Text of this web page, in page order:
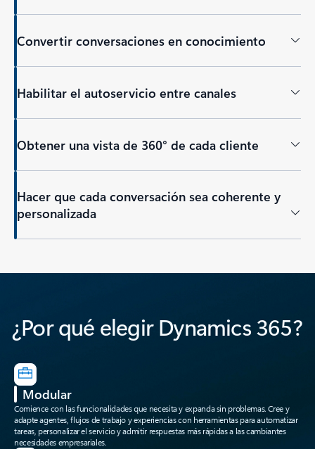
Convertir conversaciones en conocimiento
Habilitar el autoservicio entre canales
Obtener una vista de 360° de cada cliente
Hacer que cada conversación sea coherente y
personalizada
¿Por qué elegir Dynamics 365?
Modular
Comience con las funcionalidades que necesita y expanda sin problemas. Cree y
adapte agentes, flujos de trabajo y experiencias con herramientas para automatizar
tareas, personalizar el servicio y admitir respuestas más rápidas a las cambiantes
necesidades empresariales.